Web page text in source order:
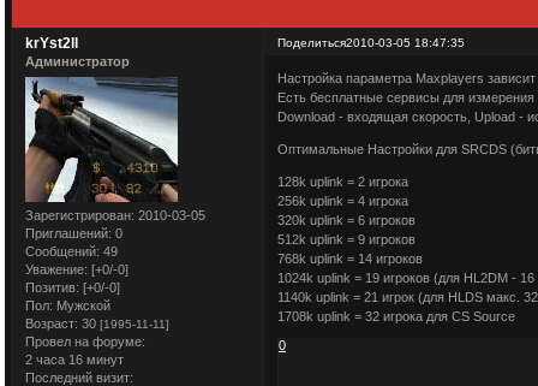
Поделиться2010-03-05 18:47:35
krYst2ll
Администратор
Зарегистрирован: 2010-03-05
Приглашений: 0
Сообщений: 49
Уважение: [+0/-0]
Позитив: [+0/-0]
Пол: Мужской
Возраст: 30 [1995-11-11]
Провел на форуме:
2 часа 16 минут
Последний визит:
Настройка параметра Maxplayers
Есть бесплатные сервисы для
Download - входящая скорость, Upload -
Оптимальные Настройки для SRCDS
128k uplink = 2 игрока
256k uplink = 4 игрока
320k uplink = 6 игроков
512k uplink = 9 игроков
768k uplink = 14 игроков
1024k uplink = 19 игроков (для HL2DM - 16
1140k uplink = 21 игрок (для HLDS макс.
1708k uplink = 32 игрока для CS Source
0